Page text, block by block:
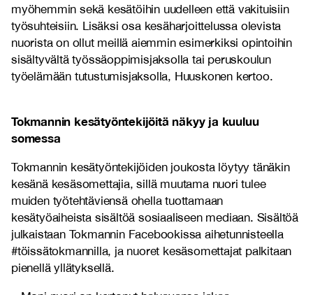
myöhemmin sekä kesätöihin uudelleen että vakituisiin
työsuhteisiin. Lisäksi osa kesäharjoittelussa olevista
nuorista on ollut meillä aiemmin esimerkiksi opintoihin
sisältyvältä työssäoppimisjaksolla tai peruskoulun
työelämään tutustumisjaksolla, Huuskonen kertoo.
Tokmannin kesätyöntekijöitä näkyy ja kuuluu
somessa
Tokmannin kesätyöntekijöiden joukosta löytyy tänäkin
kesänä kesäsomettajia, sillä muutama nuori tulee
muiden työtehtäviensä ohella tuottamaan
kesätyöaiheista sisältöä sosiaaliseen mediaan. Sisältöä
julkaistaan Tokmannin Facebookissa aihetunnisteella
#töissätokmannilla, ja nuoret kesäsomettajat palkitaan
pienellä yllätyksellä.